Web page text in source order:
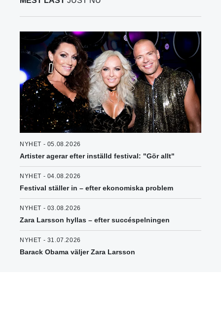
NYHET - 05.08.2026
Artister agerar efter inställd festival: "Gör allt"
NYHET - 04.08.2026
Festival ställer in – efter ekonomiska problem
NYHET - 03.08.2026
Zara Larsson hyllas – efter succéspelningen
NYHET - 31.07.2026
Barack Obama väljer Zara Larsson